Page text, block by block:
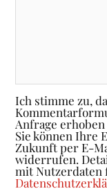
Ich stimme zu,
Anfrage
Sie können Ihre
Zukunft per E-
widerrufen.
mit Nutzerdaten